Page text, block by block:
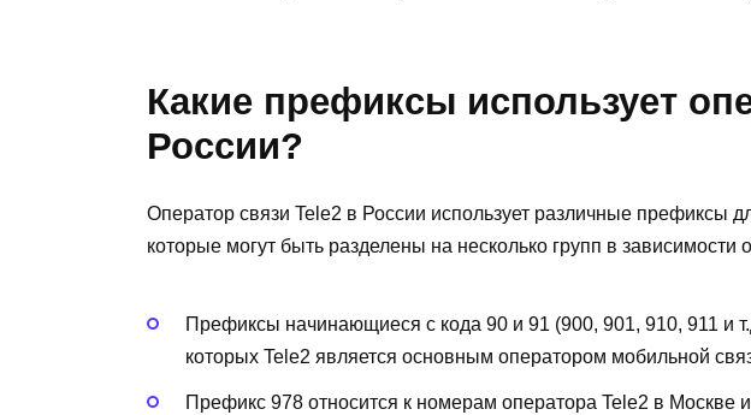
Какие префиксы использует
России?
Оператор связи Tele2 в России использует различные префиксы
которые могут быть разделены на несколько групп в зависимости
Префиксы начинающиеся с кода 90 и 91 (900, 901, 910, 911 и
которых Tele2 является основным оператором мобильной
Префикс 978 относится к номерам оператора Tele2 в Москве